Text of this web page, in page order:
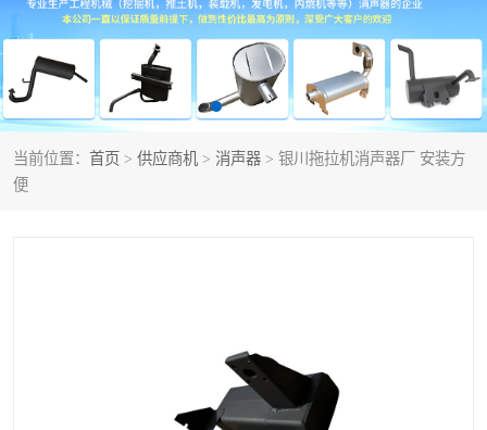
当前位置： 首页 > 供应商机 > 消声器 > 银川拖拉机消声器厂 安装方
便